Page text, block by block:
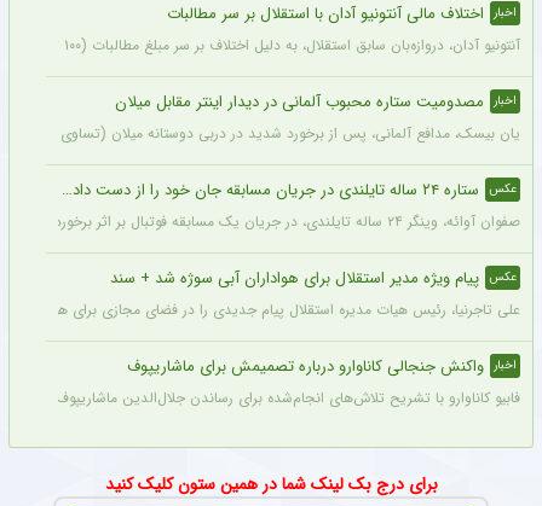
اخبار اختلاف مالی آنتونیو آدان با استقلال بر سر مطالبات
آنتونیو آدان، دروازه‌بان سابق استقلال، به دلیل اختلاف بر سر مبلغ مطالبات (۱۰۰ تا ۲۰۰ هزار یورو) قصد شکایت از باشگاه را دارد.
اخبار مصدومیت ستاره محبوب آلمانی در دیدار اینتر مقابل میلان
یان بیسک، مدافع آلمانی، پس از برخورد شدید در دربی دوستانه میلان (تساوی ۱-۱) از ناحیه پشت سر آسیب دید.
عکس ستاره ۲۴ ساله تایلندی در جریان مسابقه جان خود را از دست داد + عکس
صفوان آوائه، وینگر ۲۴ ساله تایلندی، در جریان یک مسابقه فوتبال بر اثر برخورد صاعقه جان خود را از دست داد.
عکس پیام ویژه مدیر استقلال برای هواداران آبی سوژه شد + سند
علی تاجرنیا، رئیس هیات مدیره استقلال پیام جدیدی را در فضای مجازی برای هواداران
اخبار واکنش جنجالی کاناوارو درباره تصمیمش برای ماشاریپوف
فابیو کاناوارو با تشریح تلاش‌های انجام‌شده برای رساندن جلال‌الدین ماشاریپوف به
برای درج بک لینک شما در همین ستون کلیک کنید